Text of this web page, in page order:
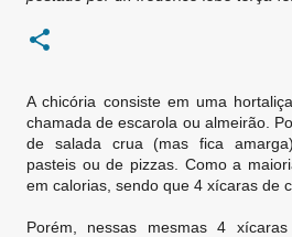
A chicória consiste em uma
chamada de escarola ou almeirão.
de salada crua (mas fica
pasteis ou de pizzas. Como a
em calorias, sendo que 4 xícaras de
Porém, nessas mesmas 4